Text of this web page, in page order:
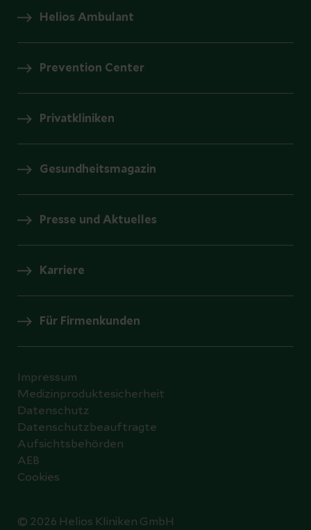
Helios Ambulant
Prevention Center
Privatkliniken
Gesundheitsmagazin
Presse und Aktuelles
Karriere
Für Firmenkunden
© 2026 Helios Kliniken GmbH
Impressum
Medizinproduktesicherheit
Datenschutz
Datenschutzbeauftragte
Aufsichtsbehörden
AEB
Cookies